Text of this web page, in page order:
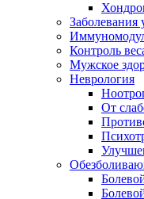
Заболевания
Контроль
Мужское
Неврология
От